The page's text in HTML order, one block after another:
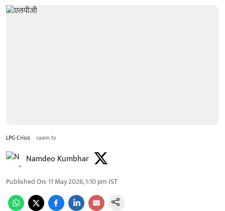
LPG Crisis saam tv
Namdeo Kumbhar
Published On:11 May 2026, 1:10 pm IST